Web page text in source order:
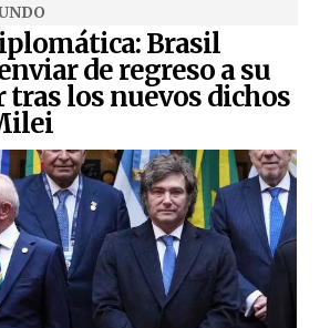
Brasil
de regreso a su
tras los nuevos dichos